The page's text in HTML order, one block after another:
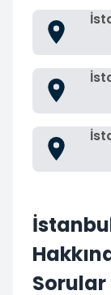
Sorular